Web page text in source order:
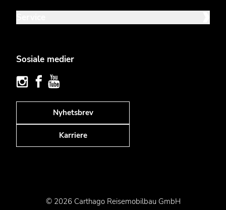
Sosiale medier
Nyhetsbrev
Karriere
© 2026 Carthago Reisemobilbau GmbH